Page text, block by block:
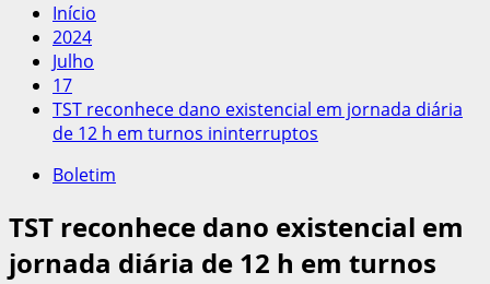
Início
2024
Julho
17
TST reconhece dano existencial em jornada diária
de 12 h em turnos ininterruptos
Boletim
TST reconhece dano existencial em
jornada diária de 12 h em turnos